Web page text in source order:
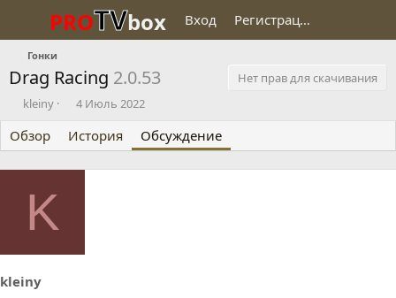
PROTVbox Вход Регистрация
Гонки
Drag Racing 2.0.53
Нет прав для скачивания
А
т
о
р
ы
kleiny
Д
т
а
н
4 Июль 2022
Обзор История Обсуждение
K
kleiny